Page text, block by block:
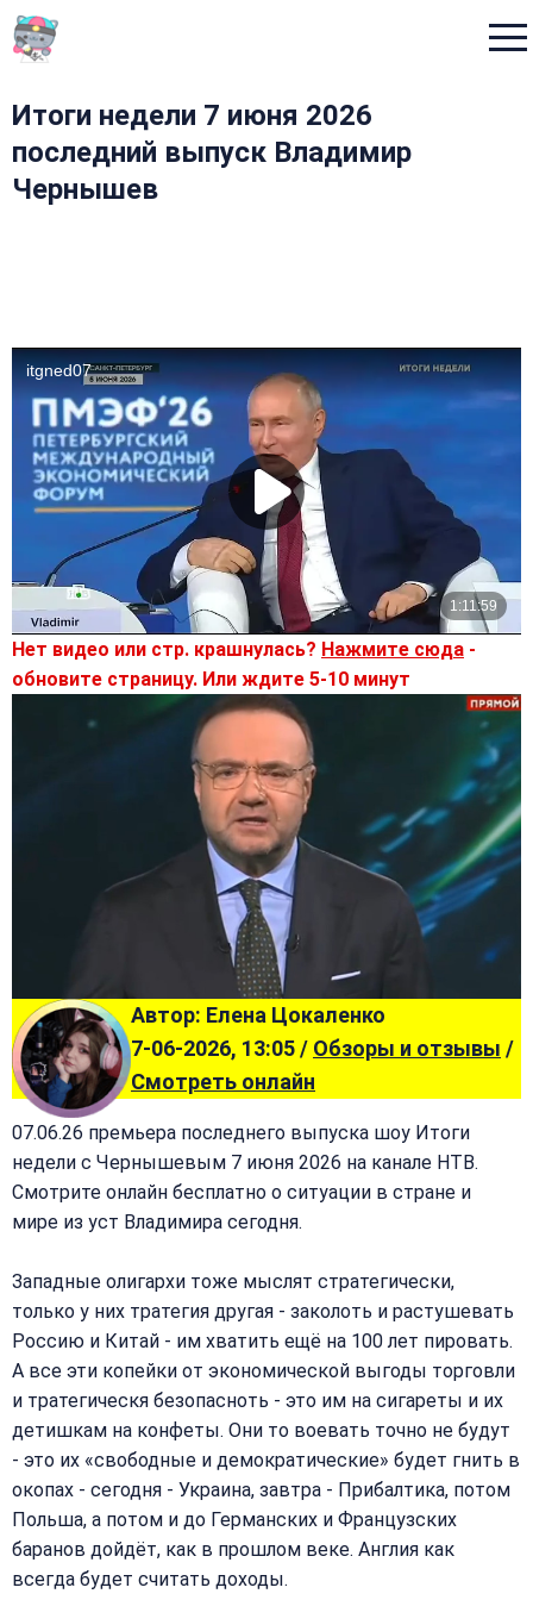
Итоги недели 7 июня 2026
последний выпуск Владимир
Чернышев
Нет видео или стр. крашнулась? Нажмите сюда -
обновите страницу. Или ждите 5-10 минут
Автор: Елена Цокаленко
7-06-2026, 13:05 / Обзоры и отзывы /
Смотреть онлайн
07.06.26 премьера последнего выпуска шоу Итоги
недели с Чернышевым 7 июня 2026 на канале НТВ.
Смотрите онлайн бесплатно о ситуации в стране и
мире из уст Владимира сегодня.
Западные олигархи тоже мыслят стратегически,
только у них тратегия другая - заколоть и растушевать
Россию и Китай - им хватить ещё на 100 лет пировать.
А все эти копейки от экономической выгоды торговли
и тратегическя безопасноть - это им на сигареты и их
детишкам на конфеты. Они то воевать точно не будут
- это их «свободные и демократические» будет гнить в
окопах - сегодня - Украина, завтра - Прибалтика, потом
Польша, а потом и до Германских и Французских
баранов дойдёт, как в прошлом веке. Англия как
всегда будет считать доходы.